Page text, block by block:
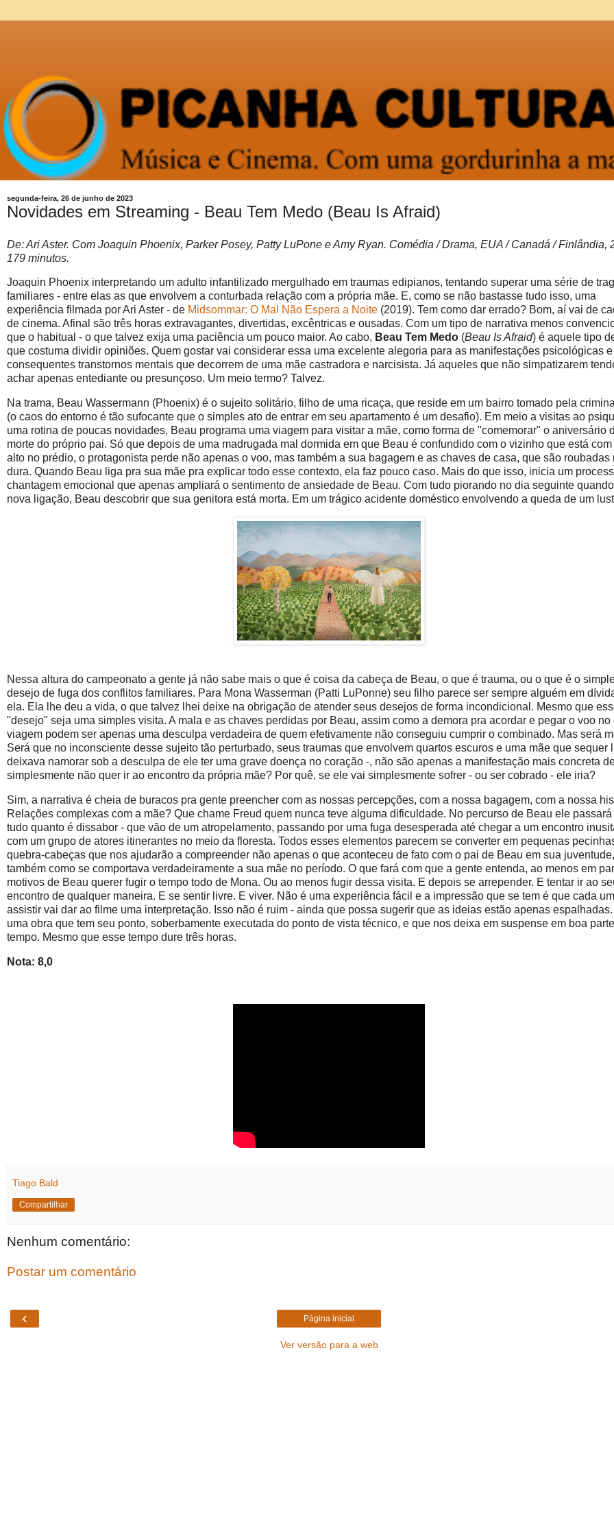
segunda-feira, 26 de junho de 2023
Novidades em Streaming - Beau Tem Medo (Beau Is Afraid)
De: Ari Aster. Com Joaquin Phoenix, Parker Posey, Patty LuPone e Amy Ryan. Comédia / Drama, EUA / Canadá / Finlândia,
179 minutos.
Joaquin Phoenix interpretando um adulto infantilizado mergulhado em traumas edipianos, tentando superar uma série de
familiares - entre elas as que envolvem a conturbada relação com a própria mãe. E, como se não bastasse tudo isso, uma
experiência filmada por Ari Aster - de Midsommar: O Mal Não Espera a Noite (2019). Tem como dar errado? Bom, aí vai de
de cinema. Afinal são três horas extravagantes, divertidas, excêntricas e ousadas. Com um tipo de narrativa menos
que o habitual - o que talvez exija uma paciência um pouco maior. Ao cabo, Beau Tem Medo (Beau Is Afraid) é aquele tipo
que costuma dividir opiniões. Quem gostar vai considerar essa uma excelente alegoria para as manifestações psicológicas
consequentes transtornos mentais que decorrem de uma mãe castradora e narcisista. Já aqueles que não simpatizarem
achar apenas entediante ou presunçoso. Um meio termo? Talvez.
Na trama, Beau Wassermann (Phoenix) é o sujeito solitário, filho de uma ricaça, que reside em um bairro tomado pela
(o caos do entorno é tão sufocante que o simples ato de entrar em seu apartamento é um desafio). Em meio a visitas ao
uma rotina de poucas novidades, Beau programa uma viagem para visitar a mãe, como forma de "comemorar" o aniversário
morte do próprio pai. Só que depois de uma madrugada mal dormida em que Beau é confundido com o vizinho que está com
alto no prédio, o protagonista perde não apenas o voo, mas também a sua bagagem e as chaves de casa, que são roubadas
dura. Quando Beau liga pra sua mãe pra explicar todo esse contexto, ela faz pouco caso. Mais do que isso, inicia um
chantagem emocional que apenas ampliará o sentimento de ansiedade de Beau. Com tudo piorando no dia seguinte
nova ligação, Beau descobrir que sua genitora está morta. Em um trágico acidente doméstico envolvendo a queda de um
Nessa altura do campeonato a gente já não sabe mais o que é coisa da cabeça de Beau, o que é trauma, ou o que é o
desejo de fuga dos conflitos familiares. Para Mona Wasserman (Patti LuPonne) seu filho parece ser sempre alguém em
ela. Ela lhe deu a vida, o que talvez lhei deixe na obrigação de atender seus desejos de forma incondicional. Mesmo que
"desejo" seja uma simples visita. A mala e as chaves perdidas por Beau, assim como a demora pra acordar e pegar o voo no
viagem podem ser apenas uma desculpa verdadeira de quem efetivamente não conseguiu cumprir o combinado. Mas será
Será que no inconsciente desse sujeito tão perturbado, seus traumas que envolvem quartos escuros e uma mãe que sequer
deixava namorar sob a desculpa de ele ter uma grave doença no coração -, não são apenas a manifestação mais concreta
simplesmente não quer ir ao encontro da própria mãe? Por quê, se ele vai simplesmente sofrer - ou ser cobrado - ele iria?
Sim, a narrativa é cheia de buracos pra gente preencher com as nossas percepções, com a nossa bagagem, com a nossa
Relações complexas com a mãe? Que chame Freud quem nunca teve alguma dificuldade. No percurso de Beau ele passará
tudo quanto é dissabor - que vão de um atropelamento, passando por uma fuga desesperada até chegar a um encontro
com um grupo de atores itinerantes no meio da floresta. Todos esses elementos parecem se converter em pequenas
quebra-cabeças que nos ajudarão a compreender não apenas o que aconteceu de fato com o pai de Beau em sua
também como se comportava verdadeiramente a sua mãe no período. O que fará com que a gente entenda, ao menos em
motivos de Beau querer fugir o tempo todo de Mona. Ou ao menos fugir dessa visita. E depois se arrepender. E tentar ir ao
encontro de qualquer maneira. E se sentir livre. E viver. Não é uma experiência fácil e a impressão que se tem é que cada
assistir vai dar ao filme uma interpretação. Isso não é ruim - ainda que possa sugerir que as ideias estão apenas
uma obra que tem seu ponto, soberbamente executada do ponto de vista técnico, e que nos deixa em suspense em boa
tempo. Mesmo que esse tempo dure três horas.
Nota: 8,0
Tiago Bald
Compartilhar
Nenhum comentário:
Postar um comentário
‹ Página inicial
Ver versão para a web